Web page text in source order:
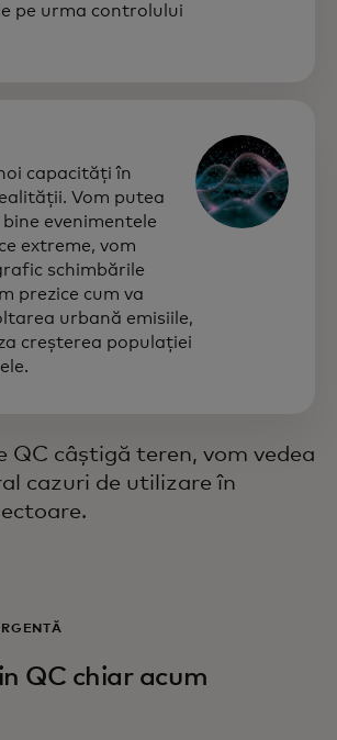
pe urma controlului
capacități în
Vom putea
evenimentele
extreme, vom
schimbările
prezice cum va
urbană emisiile,
creșterea populației
QC câștigă teren, vom vedea
cazuri de utilizare în
QC chiar acum